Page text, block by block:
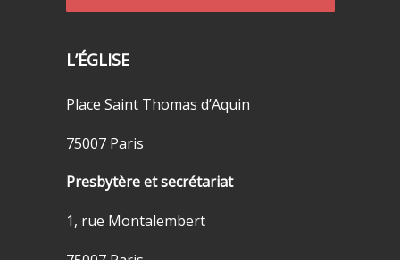
L’ÉGLISE
Place Saint Thomas d’Aquin
75007 Paris
Presbytère et secrétariat
1, rue Montalembert